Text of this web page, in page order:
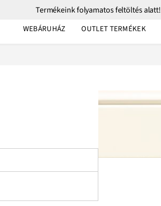
Termékeink folyamatos feltöltés alatt!
WEBÁRUHÁZ OUTLET TERMÉKEK